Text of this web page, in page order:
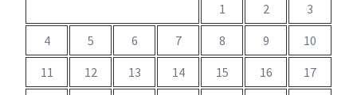
1
2
3
4
5 6 7 8 9
10
11
12 13 14 15 16
17